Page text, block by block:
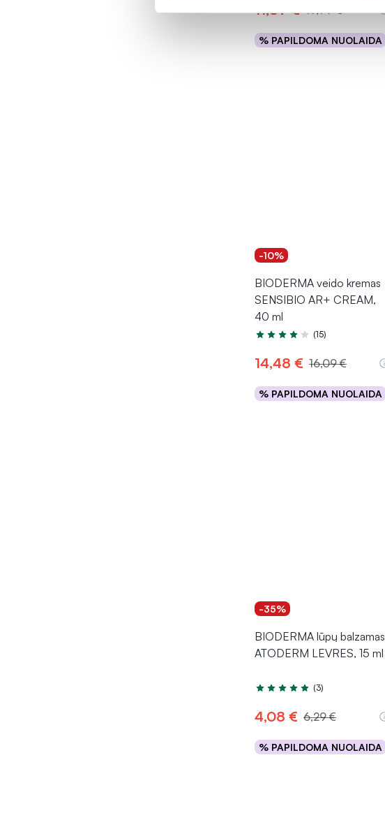
11,87 € 19,79 €
% PAPILDOMA NUOLAIDA
Į krepšelį
-10%
BIODERMA veido kremas
SENSIBIO AR+ CREAM,
40 ml
Įvertinimas 4.4 iš 5
(15)
14,48 € 16,09 €
% PAPILDOMA NUOLAIDA
Į krepšelį
-35%
BIODERMA lūpų balzamas
ATODERM LEVRES, 15 ml
Įvertinimas 5.0 iš 5
(3)
4,08 € 6,29 €
% PAPILDOMA NUOLAIDA
Į krepšelį